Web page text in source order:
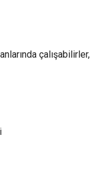
çalışabilirler,